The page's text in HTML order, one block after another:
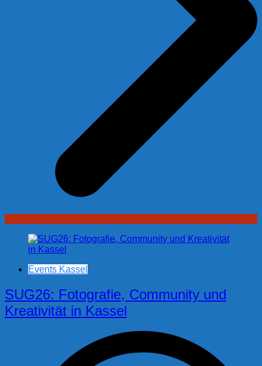
Events Kassel
SUG26: Fotografie, Community und
Kreativität in Kassel